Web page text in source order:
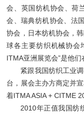
会、英国纺机协会、荷
会、瑞典纺机协会、法
协会，日本纺机协会，
球各主要纺织机械协会
ITMA亚洲展览会”是他们
紧跟我国纺织工业
台，展会主办方商定并
着ITMA ASIA + CITME
2010年正值我国纺